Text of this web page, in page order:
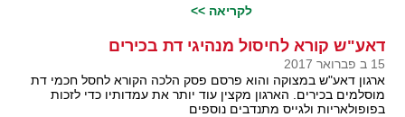
לקריאה >>
דאע"ש קורא לחיסול מנהיגי דת בכירים
15 ב פברואר 2017
ארגון דאע"ש במצוקה והוא פרסם פסק הלכה הקורא לחסל חכמי דת
מוסלמים בכירים. הארגון מקצין עוד יותר את עמדותיו כדי לזכות
בפופולאריות ולגייס מתנדבים נוספים